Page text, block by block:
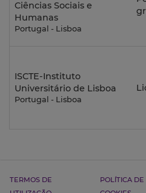
Ciências Sociais e
Humanas
Portugal - Lisboa
ISCTE-Instituto
Universitário de Lisboa
Portugal - Lisboa
TERMOS DE
POLÍTICA DE